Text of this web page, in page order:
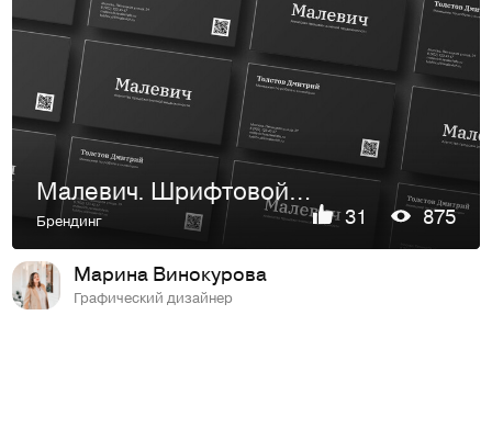
Малевич. Шрифтовой лого
Брендинг 31 875
Марина Винокурова
Графический дизайнер